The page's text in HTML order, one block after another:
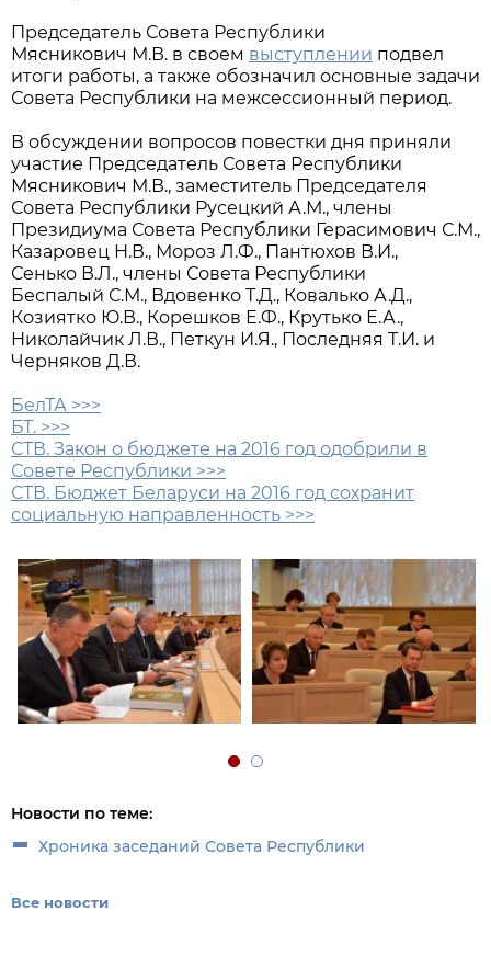
Председатель Совета Республики
Мясникович М.В. в своем выступлении подвел
итоги работы, а также обозначил основные задачи
Совета Республики на межсессионный период.
В обсуждении вопросов повестки дня приняли
участие Председатель Совета Республики
Мясникович М.В., заместитель Председателя
Совета Республики Русецкий А.М., члены
Президиума Совета Республики Герасимович С.М.,
Казаровец Н.В., Мороз Л.Ф., Пантюхов В.И.,
Сенько В.Л., члены Совета Республики
Беспалый С.М., Вдовенко Т.Д., Ковалько А.Д.,
Козиятко Ю.В., Корешков Е.Ф., Крутько Е.А.,
Николайчик Л.В., Петкун И.Я., Последняя Т.И. и
Черняков Д.В.
БелТА >>>
БТ. >>>
СТВ. Закон о бюджете на 2016 год одобрили в
Совете Республики >>>
СТВ. Бюджет Беларуси на 2016 год сохранит
социальную направленность >>>
Новости по теме:
Хроника заседаний Совета Республики
Все новости